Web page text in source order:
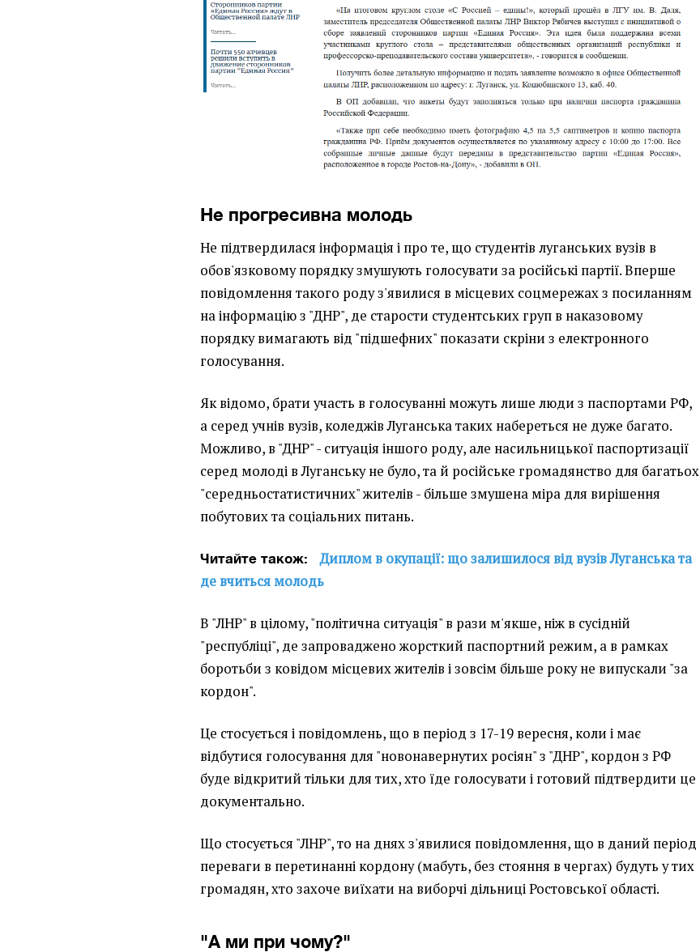
Не прогресивна молодь
Не підтвердилася інформація і про те, що студентів луганських вузів в
обов'язковому порядку змушують голосувати за російські партії. Вперше
повідомлення такого роду з'явилися в місцевих соцмережах з посиланням
на інформацію з "ДНР", де старости студентських груп в наказовому
порядку вимагають від "підшефних" показати скріни з електронного
голосування.
Як відомо, брати участь в голосуванні можуть лише люди з паспортами РФ,
а серед учнів вузів, коледжів Луганська таких набереться не дуже багато.
Можливо, в "ДНР" - ситуація іншого роду, але насильницької паспортизації
серед молоді в Луганську не було, та й російське громадянство для багатьох
"середньостатистичних" жителів - більше змушена міра для вирішення
побутових та соціальних питань.
Читайте також:
Диплом в окупації: що залишилося від вузів Луганська та
де вчиться молодь
В "ЛНР" в цілому, "політична ситуація" в рази м'якше, ніж в сусідній
"республіці", де запроваджено жорсткий паспортний режим, а в рамках
боротьби з ковідом місцевих жителів і зовсім більше року не випускали "за
кордон".
Це стосується і повідомлень, що в період з 17-19 вересня, коли і має
відбутися голосування для "новонавернутих росіян" з "ДНР", кордон з РФ
буде відкритий тільки для тих, хто їде голосувати і готовий підтвердити це
документально.
Що стосується "ЛНР", то на днях з'явилися повідомлення, що в даний період
переваги в перетинанні кордону (мабуть, без стояння в чергах) будуть у тих
громадян, хто захоче виїхати на виборчі дільниці Ростовської області.
"А ми при чому?"